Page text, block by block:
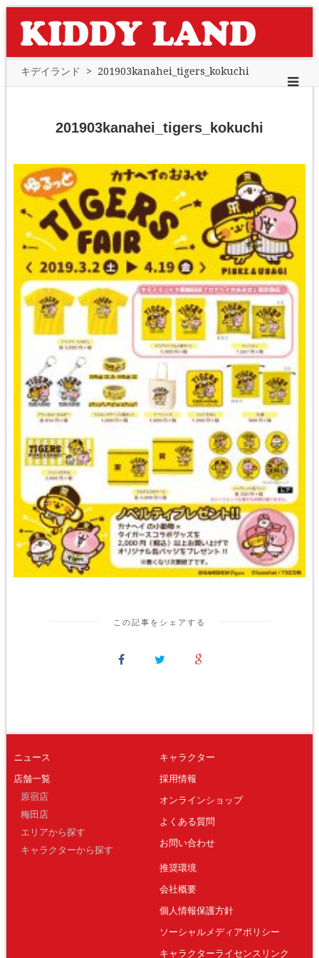
キデイランド > 201903kanahei_tigers_kokuchi
201903kanahei_tigers_kokuchi
この記事をシェアする
ニュース
店舗一覧
原宿店
梅田店
エリアから探す
キャラクターから探す
キャラクター
採用情報
オンラインショップ
よくある質問
お問い合わせ
推奨環境
会社概要
個人情報保護方針
ソーシャルメディアポリシー
キャラクターライセンスリンク